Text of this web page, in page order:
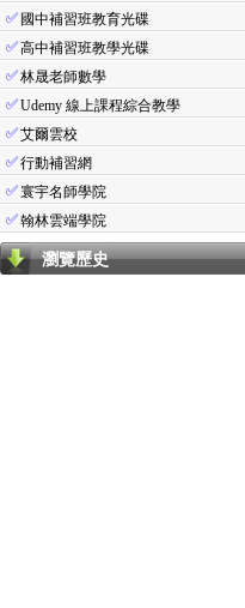
✅ 國中補習班教育光碟
✅高中補習班教學光碟
✅林晟老師數學
✅Udemy 線上課程綜合教學
✅艾爾雲校
✅行動補習網
✅寰宇名師學院
✅翰林雲端學院
瀏覽歷史